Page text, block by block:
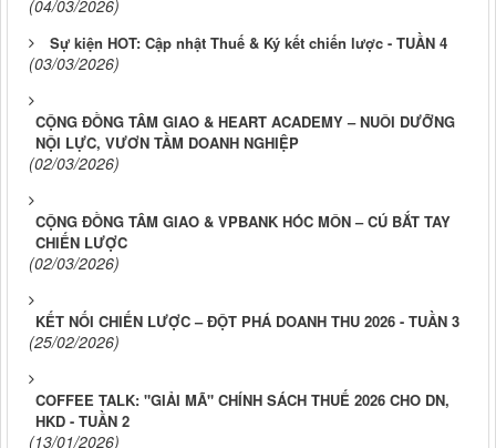
(04/03/2026)
Sự kiện HOT: Cập nhật Thuế & Ký kết chiến lược - TUẦN 4
(03/03/2026)
CỘNG ĐỒNG TÂM GIAO & HEART ACADEMY – NUÔI DƯỠNG
NỘI LỰC, VƯƠN TẦM DOANH NGHIỆP
(02/03/2026)
CỘNG ĐỒNG TÂM GIAO & VPBANK HÓC MÔN – CÚ BẮT TAY
CHIẾN LƯỢC
(02/03/2026)
KẾT NỐI CHIẾN LƯỢC – ĐỘT PHÁ DOANH THU 2026 - TUẦN 3
(25/02/2026)
COFFEE TALK: "GIẢI MÃ" CHÍNH SÁCH THUẾ 2026 CHO DN,
HKD - TUẦN 2
(13/01/2026)